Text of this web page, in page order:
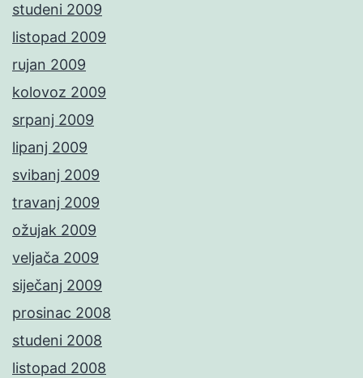
studeni 2009
listopad 2009
rujan 2009
kolovoz 2009
srpanj 2009
lipanj 2009
svibanj 2009
travanj 2009
ožujak 2009
veljača 2009
siječanj 2009
prosinac 2008
studeni 2008
listopad 2008